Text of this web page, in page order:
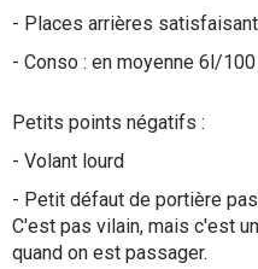
- Places arrières
- Conso : en moyenne 6l/100
Petits points négatifs :
- Volant lourd
- Petit défaut de portière
C'est pas vilain, mais c'est
quand on est passager.